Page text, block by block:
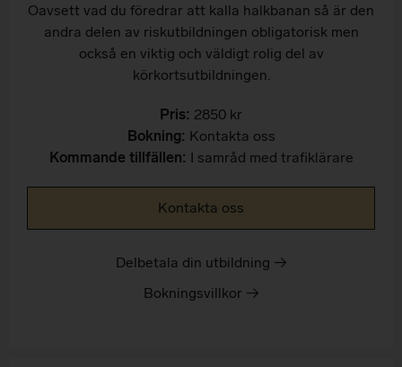
Oavsett vad du föredrar att kalla halkbanan så är den
andra delen av riskutbildningen obligatorisk men
också en viktig och väldigt rolig del av
körkortsutbildningen.
Pris: 2850 kr
Bokning: Kontakta oss
Kommande tillfällen: I samråd med trafiklärare
Kontakta oss
Delbetala din utbildning →
Bokningsvillkor →